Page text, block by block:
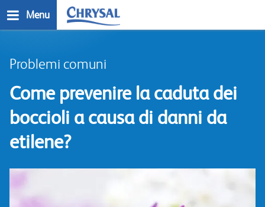
Menu
Problemi comuni
Come prevenire la caduta dei
boccioli a causa di danni da
etilene?